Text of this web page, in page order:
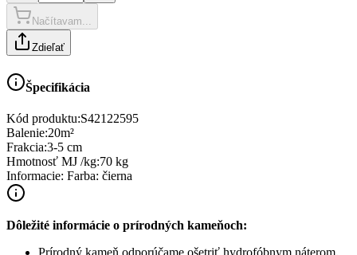
Načítavam...
Zdieľať
Špecifikácia
Kód produktu:S42122595
Balenie:20m²
Frakcia:3-5 cm
Hmotnosť MJ /kg:70 kg
Informacie: Farba: čierna
Dôležité informácie o prírodných kameňoch: